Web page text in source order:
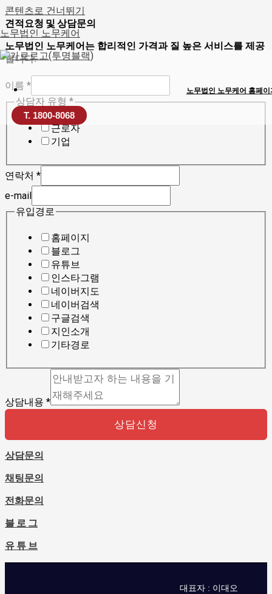
콘텐츠로 건너뛰기
노무법인 노무케어
노무법인 노무케어 홈페
T. 1800-8068
견적요청 및 상담문의
노무법인 노무케어는 합리적인 가격과 질 높은 서비스를 제공
합니다.
이름 *
상담자 유형 *
근로자
기업
연락처 *
e-mail
유입경로
홈페이지
블로그
유튜브
인스타그램
네이버지도
네이버검색
구글검색
지인소개
기타경로
상담내용 *
상담신청
상담문의
채팅문의
전화문의
블 로 그
유 튜 브
대표자 : 이대오